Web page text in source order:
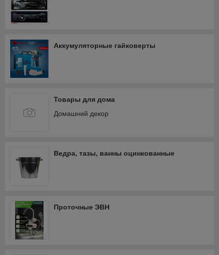
Аккумуляторные гайковерты
Товары для дома
Домашний декор
Ведра, тазы, ванны оцинкованные
Проточные ЭВН